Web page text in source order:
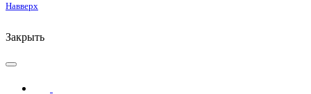
Навверх
Закрыть